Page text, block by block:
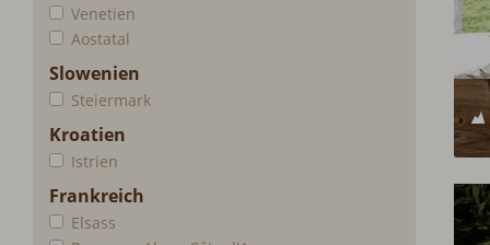
Venetien
Aostatal
Slowenien
Steiermark
Kroatien
Istrien
Frankreich
Elsass